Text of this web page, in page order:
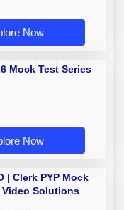
Now
Mock Test Series
Now
| Clerk PYP Mock
Solutions